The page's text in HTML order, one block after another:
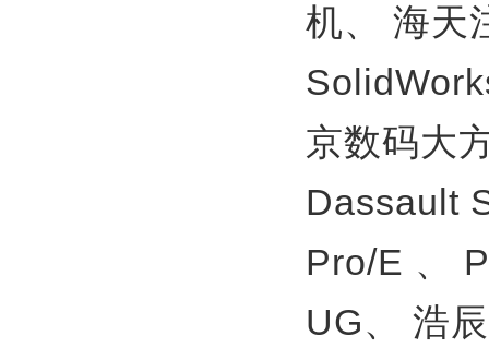
机、
海天
京数码大
Dassault
Pro/E 、
UG、
浩